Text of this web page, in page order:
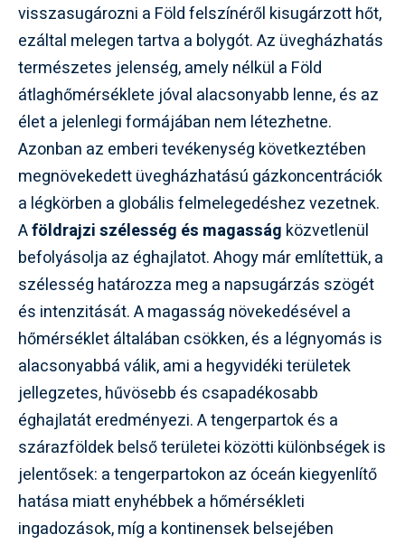
visszasugározni a Föld felszínéről kisugárzott hőt,
ezáltal melegen tartva a bolygót. Az üvegházhatás
természetes jelenség, amely nélkül a Föld
átlaghőmérséklete jóval alacsonyabb lenne, és az
élet a jelenlegi formájában nem létezhetne.
Azonban az emberi tevékenység következtében
megnövekedett üvegházhatású gázkoncentrációk
a légkörben a globális felmelegedéshez vezetnek.
Aföldrajzi szélesség és magasság közvetlenül
befolyásolja az éghajlatot. Ahogy már említettük, a
szélesség határozza meg a napsugárzás szögét
és intenzitását. A magasság növekedésével a
hőmérséklet általában csökken, és a légnyomás is
alacsonyabbá válik, ami a hegyvidéki területek
jellegzetes, hűvösebb és csapadékosabb
éghajlatát eredményezi. A tengerpartok és a
szárazföldek belső területei közötti különbségek is
jelentősek: a tengerpartokon az óceán kiegyenlítő
hatása miatt enyhébbek a hőmérsékleti
ingadozások, míg a kontinensek belsejében